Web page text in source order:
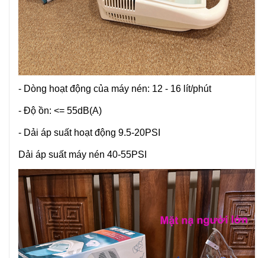
- Dòng hoạt động của máy nén: 12 - 16 lít/phút
- Độ ồn: <= 55dB(A)
- Dải áp suất hoạt động 9.5-20PSI
Dải áp suất máy nén 40-55PSI